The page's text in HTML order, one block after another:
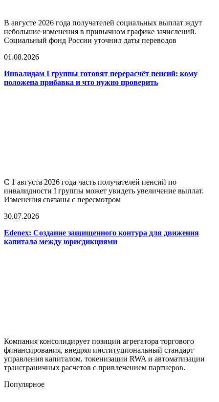
В августе 2026 года получателей социальных выплат ждут
небольшие изменения в привычном графике зачислений.
Социальный фонд России уточнил даты переводов
01.08.2026
Инвалидам I группы готовят перерасчёт пенсий: кому
положена прибавка и что нужно проверить
С 1 августа 2026 года часть получателей пенсий по
инвалидности I группы может увидеть увеличение выплат.
Изменения связаны с пересмотром
30.07.2026
Edenex: Создание защищенного контура для движения
капитала между юрисдикциями
Компания консолидирует позиции агрегатора торгового
финансирования, внедряя институциональный стандарт
управления капиталом, токенизации RWA и автоматизации
трансграничных расчетов с привлечением партнеров.
Популярное